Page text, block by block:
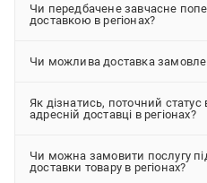
Чи передбачене завчасне
доставкою в регіонах?
Чи можлива доставка
Як дізнатись, поточний
адресній доставці в регіонах?
Чи можна замовити послугу
доставки товару в регіонах?